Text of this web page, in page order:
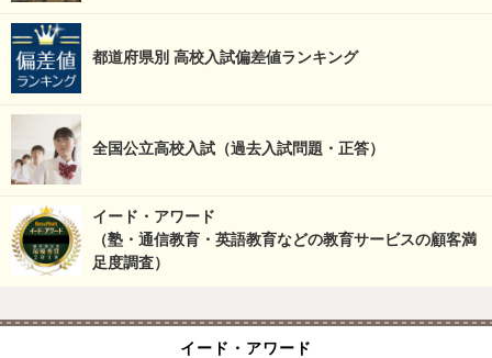
都道府県別 高校入試偏差値ランキング
全国公立高校入試（過去入試問題・正答）
イード・アワード
（塾・通信教育・英語教育などの教育サービスの顧客満
足度調査）
イード・アワード